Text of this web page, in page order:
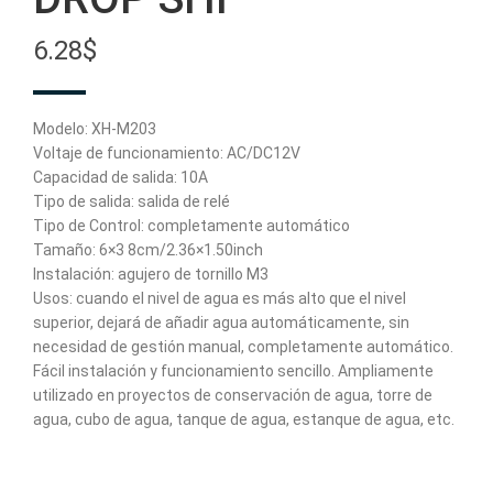
6.28$
Modelo: XH-M203
Voltaje de funcionamiento: AC/DC12V
Capacidad de salida: 10A
Tipo de salida: salida de relé
Tipo de Control: completamente automático
Tamaño: 6×3 8cm/2.36×1.50inch
Instalación: agujero de tornillo M3
Usos: cuando el nivel de agua es más alto que el nivel
superior, dejará de añadir agua automáticamente, sin
necesidad de gestión manual, completamente automático.
Fácil instalación y funcionamiento sencillo. Ampliamente
utilizado en proyectos de conservación de agua, torre de
agua, cubo de agua, tanque de agua, estanque de agua, etc.